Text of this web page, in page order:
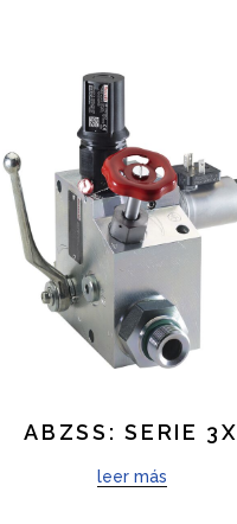
ABZSS: SERIE 3X
leer más